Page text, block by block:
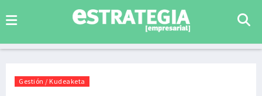
Gestión / Kudeaketa